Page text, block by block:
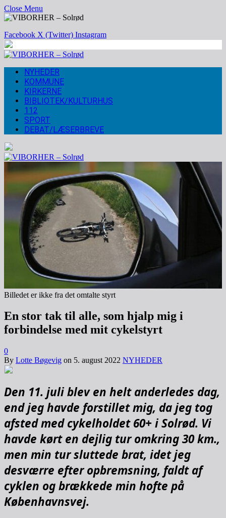
Close Menu
Facebook X (Twitter) Instagram
NYHEDER
KOMMUNE
KIRKERNE
BIBLIOTEK/KULTURHUS
112
SPORT
DEBAT/LÆSERBREVE
Billedet er ikke fra det omtalte styrt
En stor tak til alle, som hjalp mig i
forbindelse med mit cykelstyrt
0
By Lotte Bøgevig on 5. august 2022 NYHEDER
Den 11. juli blev en helt anderledes dag,
end jeg havde forstillet mig, da jeg tog
afsted med cykelholdet 60+ i Solrød. Vi
havde kørt en dejlig tur omkring 30 km.,
men min tur sluttede brat, idet jeg
desværre efter opbremsning, faldt af
cyklen og brækkede min hofte på
Københavnsvej.